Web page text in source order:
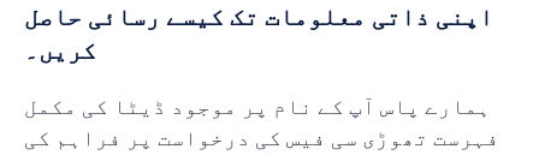
اپنی ذاتی معلومات تک کیسے رسائی حاصل
کریں۔
ہمارے پاس آپ کے نام پر موجود ڈیٹا کی مکمل
فہرست تھوڑی سی فیس کی درخواست پر فراہم کی